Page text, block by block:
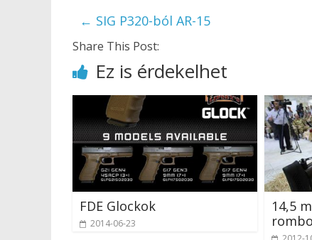
← SIG P320-ból AR-15
Share This Post:
Ez is érdekelhet
FDE Glockok
2014-06-23
14,5